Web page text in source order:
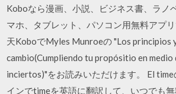
Koboなら漫画、小説、ビジネス書、ラノ
マホ、タブレット、パソコン用無料アプ
天KoboでMyles Munroeの "Los principios
cambio(Cumpliendo tu propósitio en medio
inciertos)"をお読みいただけます。 El time
インでtimeを英語に翻訳して、いつでも